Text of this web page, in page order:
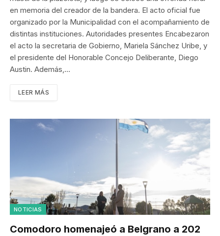
en memoria del creador de la bandera. El acto oficial fue
organizado por la Municipalidad con el acompañamiento de
distintas instituciones. Autoridades presentes Encabezaron
el acto la secretaria de Gobierno, Mariela Sánchez Uribe, y
el presidente del Honorable Concejo Deliberante, Diego
Austin. Además,…
LEER MÁS
NOTICIAS
Comodoro homenajeó a Belgrano a 202